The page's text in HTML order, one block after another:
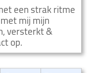
een strak ritme
mij mijn
versterkt &
op.